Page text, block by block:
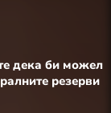
дека би можел
резерви